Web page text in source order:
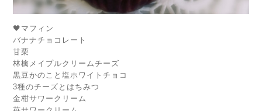
🖤マフィン
バナナチョコレート
甘栗
林檎メイプルクリームチーズ
黒豆かのこと塩ホワイトチョコ
3種のチーズとはちみつ
金柑サワークリーム